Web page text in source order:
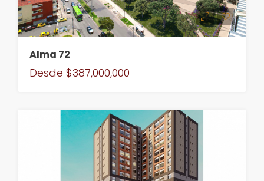
Alma 72
Desde $387,000,000